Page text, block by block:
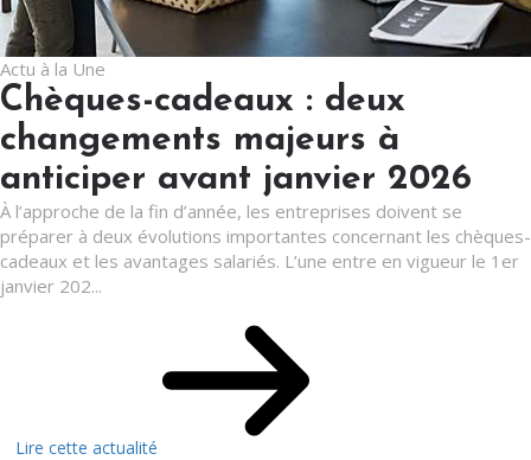
Actu à la Une
Chèques-cadeaux : deux
changements majeurs à
anticiper avant janvier 2026
À l’approche de la fin d’année, les entreprises doivent se
préparer à deux évolutions importantes concernant les chèques-
cadeaux et les avantages salariés. L’une entre en vigueur le 1er
janvier 202...
Lire cette actualité